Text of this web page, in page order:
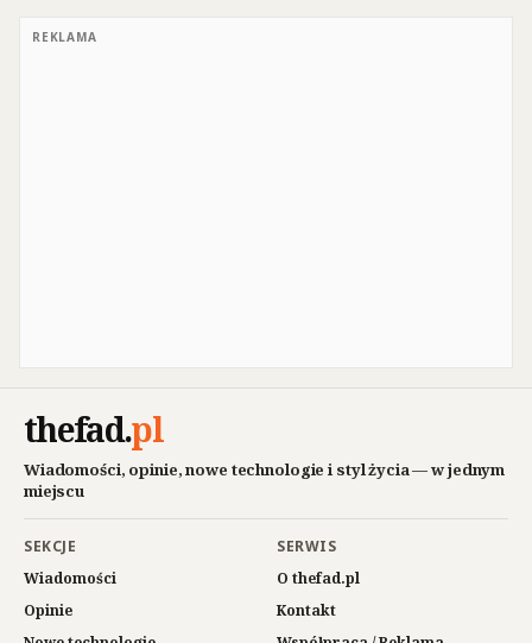
REKLAMA
thefad.pl
Wiadomości, opinie, nowe technologie i styl życia — w jednym
miejscu
SEKCJE
Wiadomości
Opinie
SERWIS
O thefad.pl
Kontakt